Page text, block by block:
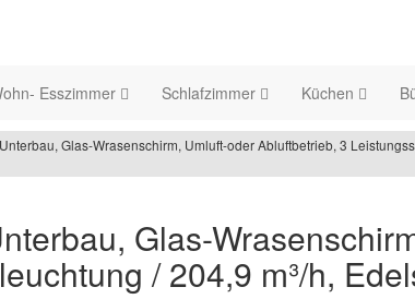
Esszimmer Schlafzimmer Küchen
Glas-Wrasenschirm, Umluft-oder Abluftbetrieb, 3
Glas-
/ 204,9 m³/h,